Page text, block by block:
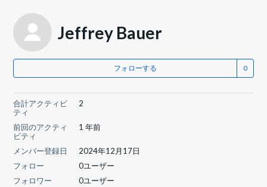
Jeffrey Bauer
フォローする
合計アクティビ
ティ
2
前回のアクティ
ビティ
1 年前
メンバー登録日
2024年12月17日
フォロー
0ユーザー
フォロワー
0ユーザー